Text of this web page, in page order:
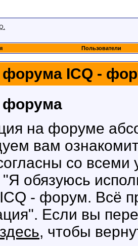
Пользователи
ICQ -
форума
на форуме
вам
со всеми
"Я обязуюсь
- форум. Всё
Если вы
здесь, чтобы